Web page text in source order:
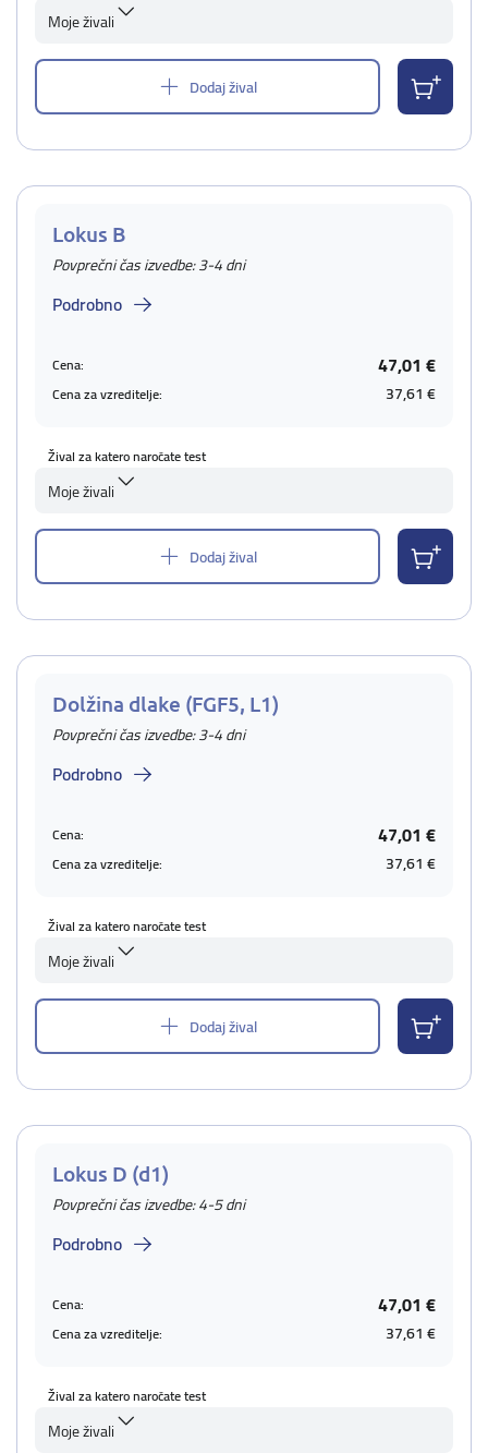
Moje živali
Dodaj žival
Lokus B
Povprečni čas izvedbe: 3-4 dni
Podrobno
Cena: 47,01 €
Cena za vzreditelje: 37,61 €
Žival za katero naročate test
Moje živali
Dodaj žival
Dolžina dlake (FGF5, L1)
Povprečni čas izvedbe: 3-4 dni
Podrobno
Cena: 47,01 €
Cena za vzreditelje: 37,61 €
Žival za katero naročate test
Moje živali
Dodaj žival
Lokus D (d1)
Povprečni čas izvedbe: 4-5 dni
Podrobno
Cena: 47,01 €
Cena za vzreditelje: 37,61 €
Žival za katero naročate test
Moje živali